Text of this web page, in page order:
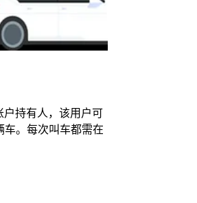
持有人，该用户可
车。每次叫车都需在